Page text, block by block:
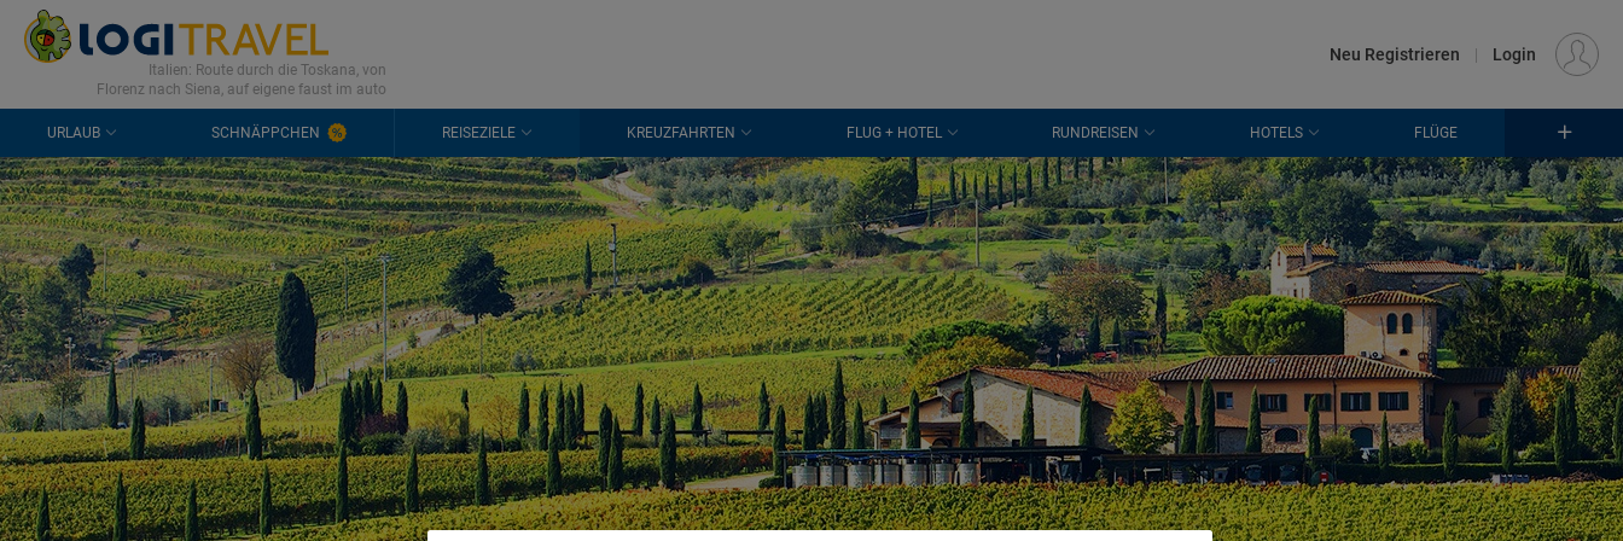
KONTAKT HÄUFIGE FRAGEN 0298 1909 3897
Italien: Route durch die Toskana, von
Florenz nach Siena, auf eigene faust im auto
Neu Registrieren | Login
URLAUB SCHNÄPPCHEN REISEZIELE KREUZFAHRTEN FLUG + HOTEL RUNDREISEN HOTELS FLÜGE